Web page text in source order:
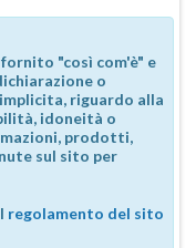
"così com'è" e
o
riguardo alla
idoneità o
prodotti,
sul sito per
regolamento del sito